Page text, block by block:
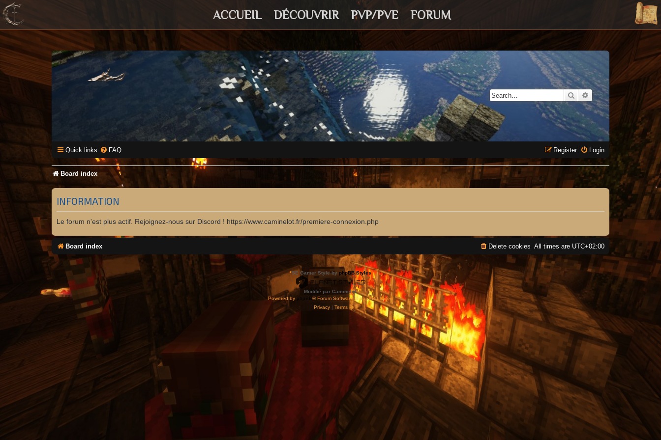
ACCUEIL DÉCOUVRIR PVP/PVE FORUM
SearchAdvanced search
Quick links FAQ Login
Register
Board index
INFORMATION
Le forum n'est plus actif. Rejoignez-nous sur Discord ! https://www.caminelot.fr/premiere-connexion.php
Board index All times are UTC+02:00
Delete cookies
*SE Gamer Style by phpBB Styles
Modifié par Caminelot.
Powered by phpBB® Forum Software © phpBB Limited
Privacy| Terms